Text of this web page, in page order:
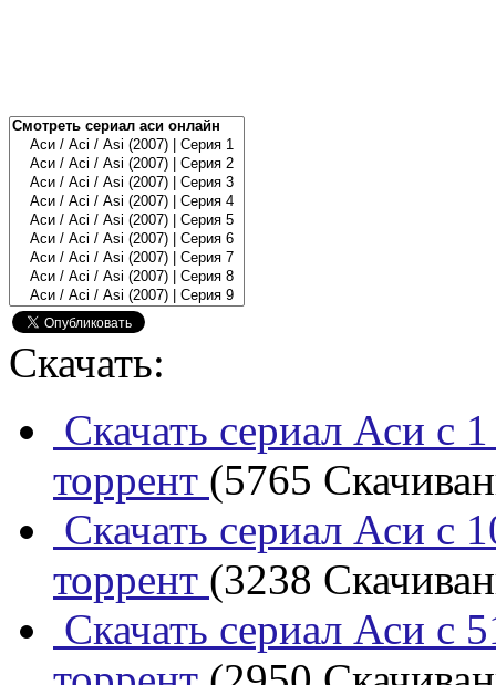
Скачать:
Скачать сериал Аси с
торрент (5765
Скачать сериал Аси с
торрент (3238
Скачать сериал Аси с